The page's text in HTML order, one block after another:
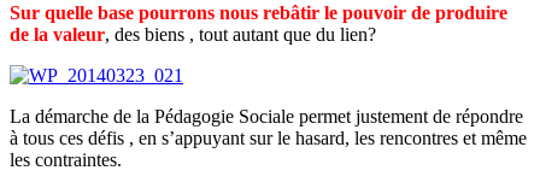
Sur quelle base pourrons nous rebâtir le pouvoir de produire
de la valeur, des biens , tout autant que du lien?
La démarche de la Pédagogie Sociale permet justement de répondre
à tous ces défis , en s’appuyant sur le hasard, les rencontres et même
les contraintes.